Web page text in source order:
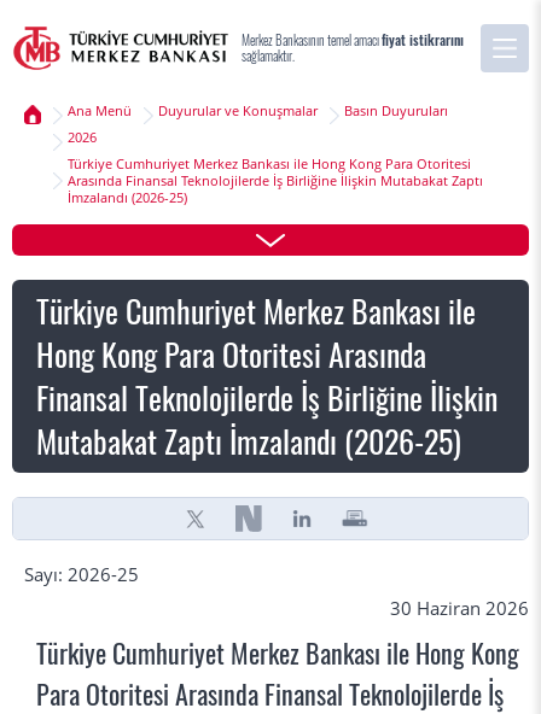
Merkez Bankasının temel amacıfiyat istikrarını
sağlamaktır.
Ana Menü Duyurular ve Konuşmalar
Basın Duyuruları
2026
Türkiye Cumhuriyet Merkez Bankası ile Hong Kong Para Otoritesi
Arasında Finansal Teknolojilerde İş Birliğine İlişkin Mutabakat Zaptı
İmzalandı (2026-25)
Türkiye Cumhuriyet Merkez Bankası ile
Hong Kong Para Otoritesi Arasında
Finansal Teknolojilerde İş Birliğine İlişkin
Mutabakat Zaptı İmzalandı (2026-25)
Sayı: 2026-25
30 Haziran 2026
Türkiye Cumhuriyet Merkez Bankası ile Hong Kong
Para Otoritesi Arasında Finansal Teknolojilerde İş